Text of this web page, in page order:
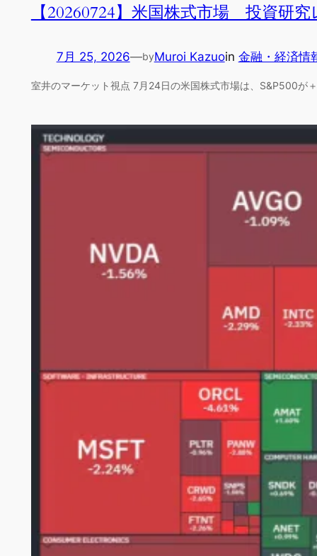
【20260724】米国株式市場 投資研
7月 25, 2026—byMuroi Kazuoin 金融・経済情
室井のマーケット視点 7月24日の米国株式市場は、S&P500